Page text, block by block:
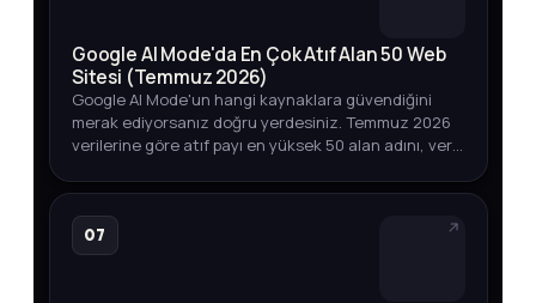
Google AI Mode'da En Çok Atıf Alan 50 Web
Sitesi (Temmuz 2026)
Google AI Mode'un hangi kaynaklara güvendiğini
merak ediyorsanız doğru yerdesiniz. Temmuz 2026
verilerine göre atıf payı en yüksek 50 alan adını, veri
yollarını keşfedin.
07